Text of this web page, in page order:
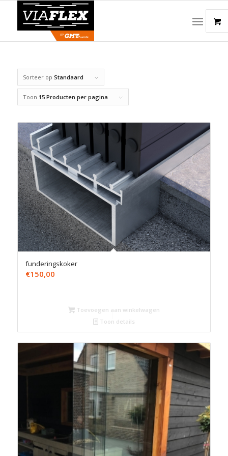
Sorteer op Standaard
Toon 15 Producten per pagina
funderingskoker
€150,00
Toevoegen aan winkelwagen
Toon details